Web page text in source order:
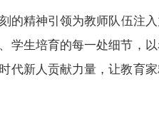
的精神引领为教师队伍注入
学生培育的每一处细节，
代新人贡献力量，让教育